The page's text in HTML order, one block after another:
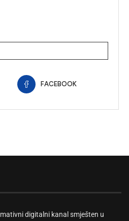
FACEBOOK
digitalni kanal smješten u